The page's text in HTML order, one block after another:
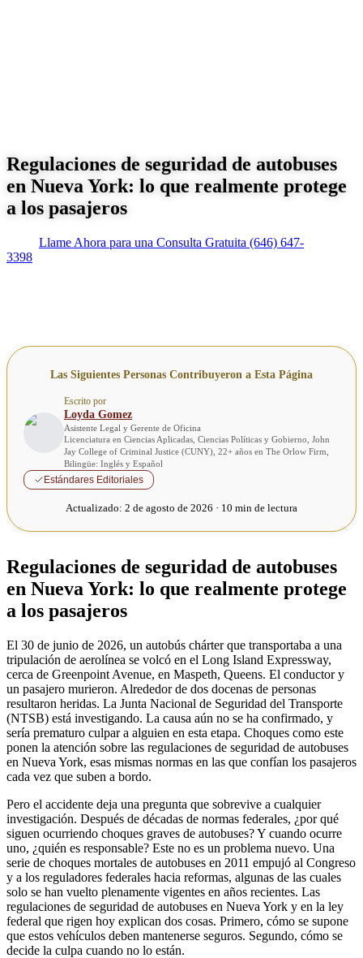
Regulaciones de seguridad de autobuses
en Nueva York: lo que realmente protege
a los pasajeros
Llame Ahora para una Consulta Gratuita (646) 647-
3398
Las Siguientes Personas Contribuyeron a Esta Página
Escrito por
Loyda Gomez
Asistente Legal y Gerente de Oficina
Licenciatura en Ciencias Aplicadas, Ciencias Políticas y Gobierno, John
Jay College of Criminal Justice (CUNY), 22+ años en The Orlow Firm,
Bilingüe: Inglés y Español
Estándares Editoriales
Actualizado: 2 de agosto de 2026 · 10 min de lectura
Regulaciones de seguridad de autobuses
en Nueva York: lo que realmente protege
a los pasajeros
El 30 de junio de 2026, un autobús chárter que transportaba a una
tripulación de aerolínea se volcó en el Long Island Expressway,
cerca de Greenpoint Avenue, en Maspeth, Queens. El conductor y
un pasajero murieron. Alrededor de dos docenas de personas
resultaron heridas. La Junta Nacional de Seguridad del Transporte
(NTSB) está investigando. La causa aún no se ha confirmado, y
sería prematuro culpar a alguien en esta etapa. Choques como este
ponen la atención sobre las regulaciones de seguridad de autobuses
en Nueva York, esas mismas normas en las que confían los pasajeros
cada vez que suben a bordo.
Pero el accidente deja una pregunta que sobrevive a cualquier
investigación. Después de décadas de normas federales, ¿por qué
siguen ocurriendo choques graves de autobuses? Y cuando ocurre
uno, ¿quién es responsable? Este no es un problema nuevo. Una
serie de choques mortales de autobuses en 2011 empujó al Congreso
y a los reguladores federales hacia reformas, algunas de las cuales
solo se han vuelto plenamente vigentes en años recientes. Las
regulaciones de seguridad de autobuses en Nueva York y en la ley
federal que rigen hoy explican dos cosas. Primero, cómo se supone
que estos vehículos deben mantenerse seguros. Segundo, cómo se
decide la culpa cuando no lo están.